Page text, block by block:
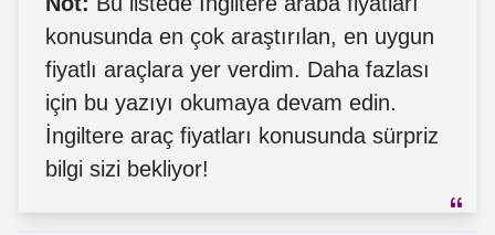
konusunda en çok araştırılan, en uygun
fiyatlı araçlara yer verdim. Daha fazlası
için bu yazıyı okumaya devam edin.
İngiltere araç fiyatları konusunda sürpriz
bilgi sizi bekliyor!